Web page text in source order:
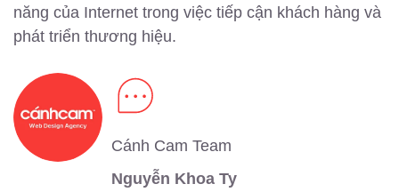
năng của Internet trong việc tiếp cận khách hàng và
phát triển thương hiệu.
Cánh Cam Team
Nguyễn Khoa Ty